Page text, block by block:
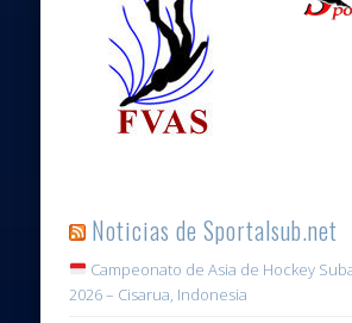
Noticias de Sportalsub.net
Campeonato de Asia de Hockey
2026 – Cisarua, Indonesia